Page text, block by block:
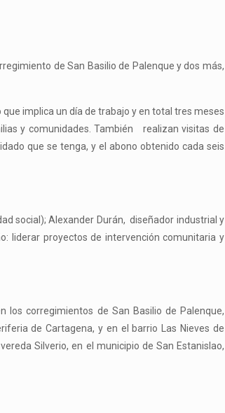
de San Basilio de Palenque y dos más,
implica un día de trabajo y en total tres meses
y comunidades. También realizan visitas de
que se tenga, y el abono obtenido cada seis
social); Alexander Durán, diseñador industrial y
liderar proyectos de intervención comunitaria y
los corregimientos de San Basilio de Palenque,
de Cartagena, y en el barrio Las Nieves de
Silverio, en el municipio de San Estanislao,